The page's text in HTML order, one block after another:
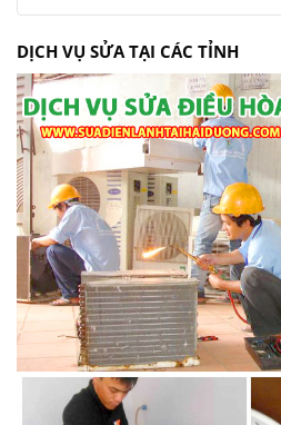
DỊCH VỤ SỬA TẠI CÁC TỈNH